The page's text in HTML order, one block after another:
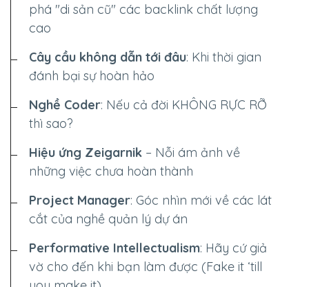
phá "di sản cũ" các backlink chất lượng
cao
Cây cầu không dẫn tới đâu: Khi thời gian
đánh bại sự hoàn hảo
Nghề Coder: Nếu cả đời KHÔNG RỰC RỠ
thì sao?
Hiệu ứng Zeigarnik – Nỗi ám ảnh về
những việc chưa hoàn thành
Project Manager: Góc nhìn mới về các lát
cắt của nghề quản lý dự án
Performative Intellectualism: Hãy cứ giả
vờ cho đến khi bạn làm được (Fake it ‘till